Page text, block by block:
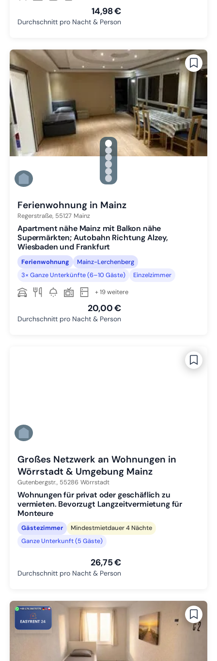
14,98 €
Durchschnitt pro Nacht & Person
gallery.slide_selector
Zu Slide 1 wechseln
Zu Slide 2 wechseln
Zu Slide 3 wechseln
Zu Slide 4 wechseln
Zu Slide 5 wechseln
Zu Slide 6 wechseln
Ferienwohnung in Mainz
Regerstraße, 55127 Mainz
Apartment nähe Mainz mit Balkon nähe
Supermärkten; Autobahn Richtung Alzey,
Wiesbaden und Frankfurt
Ferienwohnung
Mainz-Lerchenberg
3× Ganze Unterkünfte (6–10 Gäste)
Einzelzimmer
+ 19 weitere
20,00 €
Durchschnitt pro Nacht & Person
Großes Netzwerk an Wohnungen in
Wörrstadt & Umgebung Mainz
Gutenbergstr., 55286 Wörrstadt
Wohnungen für privat oder geschäflich zu
vermieten. Bevorzugt Langzeitvermietung für
Monteure
Gästezimmer
Mindestmietdauer 4 Nächte
Ganze Unterkunft (5 Gäste)
26,75 €
Durchschnitt pro Nacht & Person